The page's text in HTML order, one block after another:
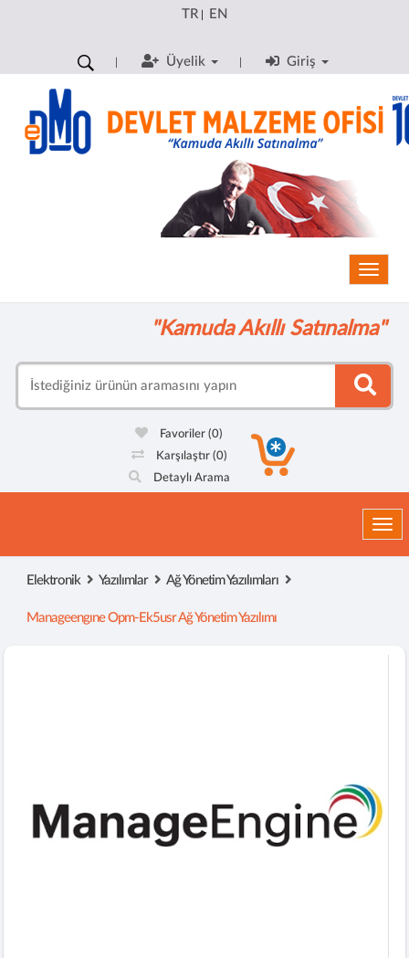
TR| EN
Üyelik Giriş
"Kamuda Akıllı Satınalma"
Favoriler(0)
Karşılaştır (0)
Detaylı Arama
Elektronik Yazılımlar Ağ Yönetim Yazılımları
Manageengıne Opm-Ek5usr Ağ Yönetim Yazılımı